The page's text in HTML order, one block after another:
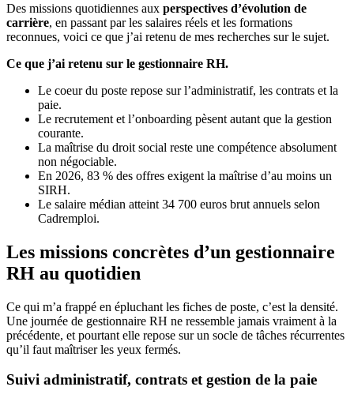
Des missions quotidiennes aux perspectives d’évolution de
carrière, en passant par les salaires réels et les formations
reconnues, voici ce que j’ai retenu de mes recherches sur le sujet.
Ce que j’ai retenu sur le gestionnaire RH.
Le coeur du poste repose sur l’administratif, les contrats et la
paie.
Le recrutement et l’onboarding pèsent autant que la gestion
courante.
La maîtrise du droit social reste une compétence absolument
non négociable.
En 2026, 83 % des offres exigent la maîtrise d’au moins un
SIRH.
Le salaire médian atteint 34 700 euros brut annuels selon
Cadremploi.
Les missions concrètes d’un gestionnaire
RH au quotidien
Ce qui m’a frappé en épluchant les fiches de poste, c’est la densité.
Une journée de gestionnaire RH ne ressemble jamais vraiment à la
précédente, et pourtant elle repose sur un socle de tâches récurrentes
qu’il faut maîtriser les yeux fermés.
Suivi administratif, contrats et gestion de la paie